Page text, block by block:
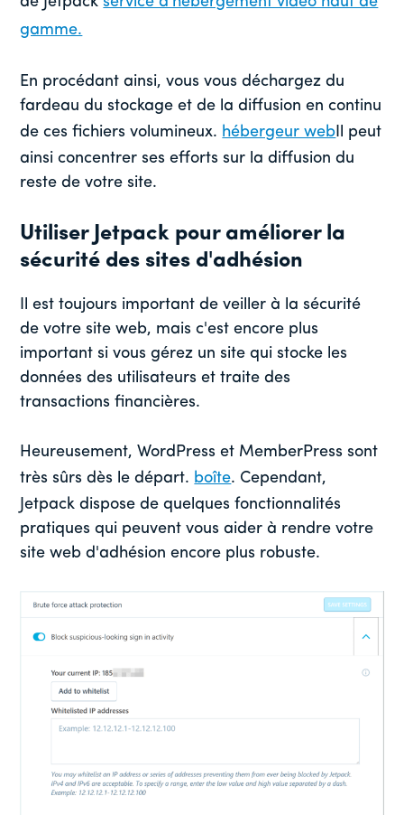
gamme.
En procédant ainsi, vous vous déchargez du
fardeau du stockage et de la diffusion en continu
de ces fichiers volumineux. hébergeur webIl peut
ainsi concentrer ses efforts sur la diffusion du
reste de votre site.
Utiliser Jetpack pour améliorer la
sécurité des sites d'adhésion
Il est toujours important de veiller à la sécurité
de votre site web, mais c'est encore plus
important si vous gérez un site qui stocke les
données des utilisateurs et traite des
transactions financières.
Heureusement, WordPress et MemberPress sont
très sûrs dès le départ. boîte. Cependant,
Jetpack dispose de quelques fonctionnalités
pratiques qui peuvent vous aider à rendre votre
site web d'adhésion encore plus robuste.